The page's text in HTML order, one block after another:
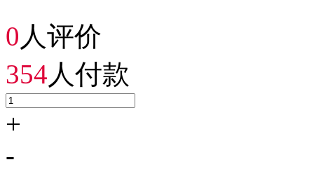
0 人评价
354人付款
+
-